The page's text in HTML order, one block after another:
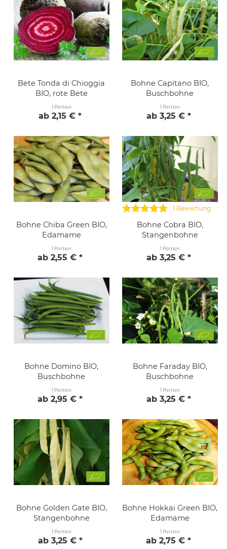
Bete Tonda di Chioggia
BIO, rote Bete
1 Portion
ab 2,15 € *
Bohne Capitano BIO,
Buschbohne
1 Portion
ab 3,25 € *
Bohne Chiba Green BIO,
Edamame
1 Portion
ab 2,55 € *
1 Bewertung
Bohne Cobra BIO,
Stangenbohne
1 Portion
ab 3,25 € *
Bohne Domino BIO,
Buschbohne
1 Portion
ab 2,95 € *
Bohne Faraday BIO,
Buschbohne
1 Portion
ab 3,25 € *
Bohne Golden Gate BIO,
Stangenbohne
1 Portion
ab 3,25 € *
Bohne Hokkai Green BIO,
Edamame
1 Portion
ab 2,75 € *